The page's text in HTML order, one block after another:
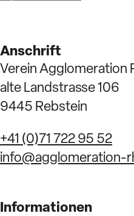
Anschrift
Verein Agglomeration
alte Landstrasse 106
9445 Rebstein
+41 (0)71 722 95 52
info@agglomeration-
Informationen